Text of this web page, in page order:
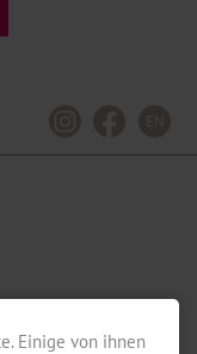
Einige von ihnen